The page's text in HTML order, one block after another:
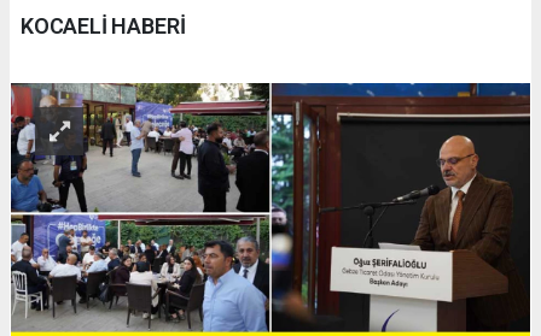
KOCAELİ HABERİ